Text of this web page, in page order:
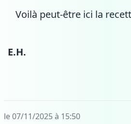
Voilà peut-être ici la
E.H.
le 07/11/2025 à 15:50